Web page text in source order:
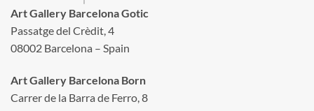
Art Gallery Barcelona Gotic
Passatge del Crèdit, 4
08002 Barcelona – Spain
Art Gallery Barcelona Born
Carrer de la Barra de Ferro, 8